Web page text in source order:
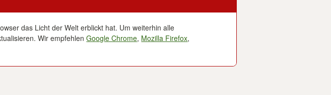
das Licht der Welt erblickt hat. Um weiterhin alle
Wir empfehlenGoogle Chrome, Mozilla Firefox,